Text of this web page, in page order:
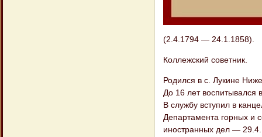
(2.4.1794 — 24.1.1858).
Коллежский советник.
Родился в с. Лукине
До 16 лет воспитывался
В службу вступил в
Департамента горных и
иностранных дел —